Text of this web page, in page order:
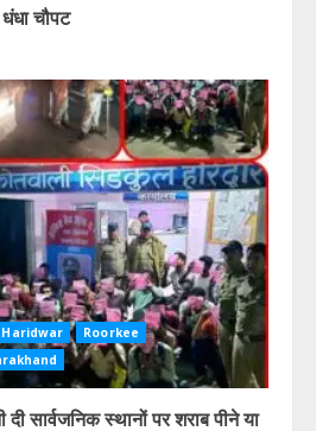
चौपट
Haridwar
Roorkee
सार्वजनिक स्थानों पर शराब पीने या